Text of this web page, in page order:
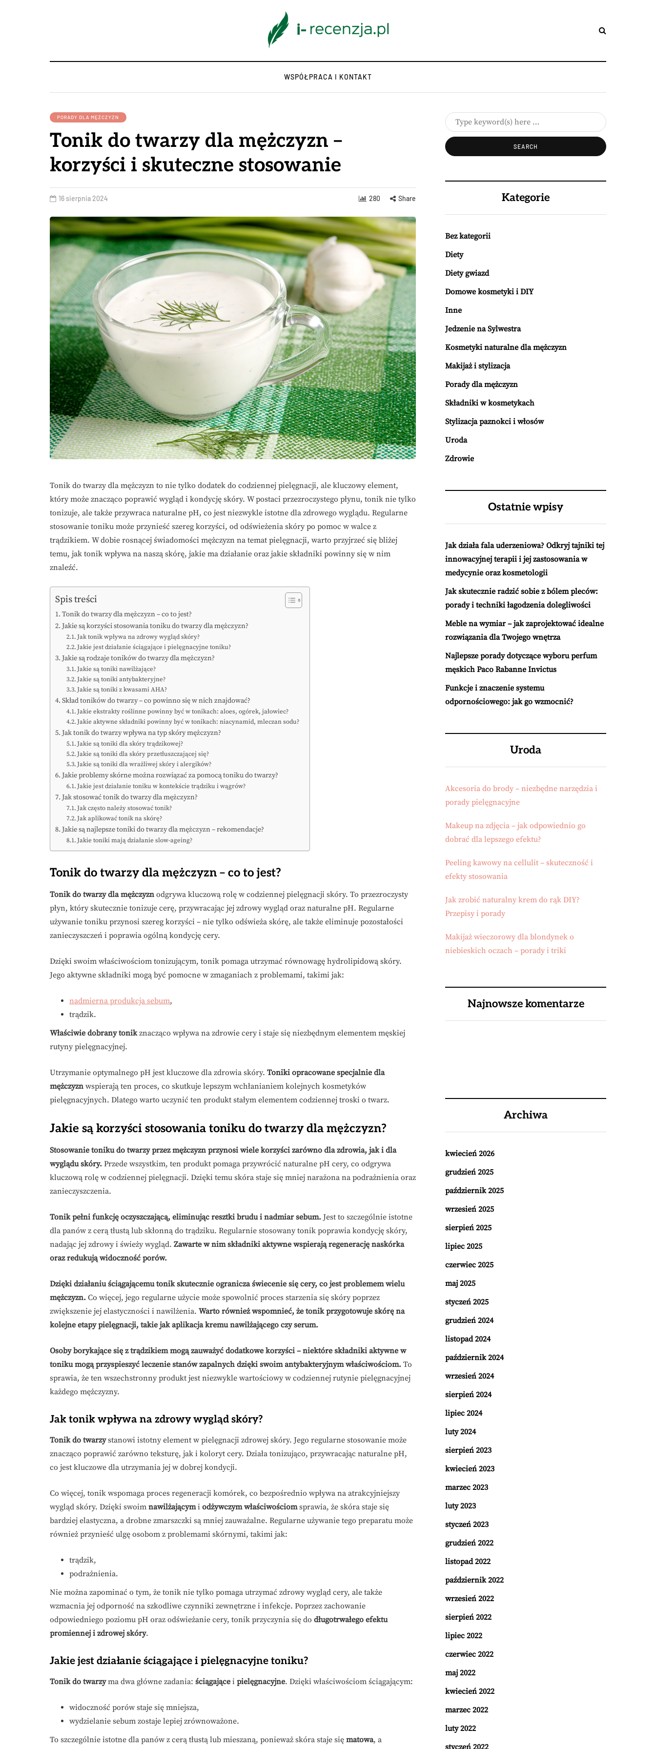
WSPÓŁPRACA I KONTAKT
PORADY DLA MĘŻCZYZN
Tonik do twarzy dla mężczyzn –
korzyści i skuteczne stosowanie
16 sierpnia 2024 280 Share
Tonik do twarzy dla mężczyzn to nie tylko dodatek do codziennej pielęgnacji, ale kluczowy element,
który może znacząco poprawić wygląd i kondycję skóry. W postaci przezroczystego płynu, tonik nie tylko
tonizuje, ale także przywraca naturalne pH, co jest niezwykle istotne dla zdrowego wyglądu. Regularne
stosowanie toniku może przynieść szereg korzyści, od odświeżenia skóry po pomoc w walce z
trądzikiem. W dobie rosnącej świadomości mężczyzn na temat pielęgnacji, warto przyjrzeć się bliżej
temu, jak tonik wpływa na naszą skórę, jakie ma działanie oraz jakie składniki powinny się w nim
znaleźć.
Spis treści
Tonik do twarzy dla mężczyzn – co to jest?
Jakie są korzyści stosowania toniku do twarzy dla mężczyzn?
Jak tonik wpływa na zdrowy wygląd skóry?
Jakie jest działanie ściągające i pielęgnacyjne toniku?
Jakie są rodzaje toników do twarzy dla mężczyzn?
Jakie są toniki nawilżające?
Jakie są toniki antybakteryjne?
Jakie są toniki z kwasami AHA?
Skład toników do twarzy – co powinno się w nich znajdować?
Jakie ekstrakty roślinne powinny być w tonikach: aloes, ogórek, jałowiec?
Jakie aktywne składniki powinny być w tonikach: niacynamid, mleczan sodu?
Jak tonik do twarzy wpływa na typ skóry mężczyzn?
Jakie są toniki dla skóry trądzikowej?
Jakie są toniki dla skóry przetłuszczającej się?
Jakie są toniki dla wrażliwej skóry i alergików?
Jakie problemy skórne można rozwiązać za pomocą toniku do twarzy?
Jakie jest działanie toniku w kontekście trądziku i wągrów?
Jak stosować tonik do twarzy dla mężczyzn?
Jak często należy stosować tonik?
Jak aplikować tonik na skórę?
Jakie są najlepsze toniki do twarzy dla mężczyzn – rekomendacje?
Jakie toniki mają działanie slow-ageing?
Tonik do twarzy dla mężczyzn – co to jest?
Tonik do twarzy dla mężczyzn odgrywa kluczową rolę w codziennej pielęgnacji skóry. To przezroczysty
płyn, który skutecznie tonizuje cerę, przywracając jej zdrowy wygląd oraz naturalne pH. Regularne
używanie toniku przynosi szereg korzyści – nie tylko odświeża skórę, ale także eliminuje pozostałości
zanieczyszczeń i poprawia ogólną kondycję cery.
Dzięki swoim właściwościom tonizującym, tonik pomaga utrzymać równowagę hydrolipidową skóry.
Jego aktywne składniki mogą być pomocne w zmaganiach z problemami, takimi jak:
nadmierna produkcja sebum,
trądzik.
Właściwie dobrany tonikznacząco wpływa na zdrowie cery i staje się niezbędnym elementem męskiej
rutyny pielęgnacyjnej.
Utrzymanie optymalnego pH jest kluczowe dla zdrowia skóry. Toniki opracowane specjalnie dla
mężczyzn wspierają ten proces, co skutkuje lepszym wchłanianiem kolejnych kosmetyków
pielęgnacyjnych. Dlatego warto uczynić ten produkt stałym elementem codziennej troski o twarz.
Jakie są korzyści stosowania toniku do twarzy dla mężczyzn?
Stosowanie toniku do twarzy przez mężczyzn przynosi wiele korzyści zarówno dla zdrowia, jak i dla
wyglądu skóry. Przede wszystkim, ten produkt pomaga przywrócić naturalne pH cery, co odgrywa
kluczową rolę w codziennej pielęgnacji. Dzięki temu skóra staje się mniej narażona na podrażnienia oraz
zanieczyszczenia.
Tonik pełni funkcję oczyszczającą, eliminując resztki brudu i nadmiar sebum. Jest to szczególnie istotne
dla panów z cerą tłustą lub skłonną do trądziku. Regularnie stosowany tonik poprawia kondycję skóry,
nadając jej zdrowy i świeży wygląd. Zawarte w nim składniki aktywne wspierają regenerację naskórka
oraz redukują widoczność porów.
Dzięki działaniu ściągającemu tonik skutecznie ogranicza świecenie się cery, co jest problemem wielu
mężczyzn. Co więcej, jego regularne użycie może spowolnić proces starzenia się skóry poprzez
zwiększenie jej elastyczności i nawilżenia. Warto również wspomnieć, że tonik przygotowuje skórę na
kolejne etapy pielęgnacji, takie jak aplikacja kremu nawilżającego czy serum.
Osoby borykające się z trądzikiem mogą zauważyć dodatkowe korzyści – niektóre składniki aktywne w
toniku mogą przyspieszyć leczenie stanów zapalnych dzięki swoim antybakteryjnym właściwościom. To
sprawia, że ten wszechstronny produkt jest niezwykle wartościowy w codziennej rutynie pielęgnacyjnej
każdego mężczyzny.
Jak tonik wpływa na zdrowy wygląd skóry?
Tonik do twarzystanowi istotny element w pielęgnacji zdrowej skóry. Jego regularne stosowanie może
znacząco poprawić zarówno teksturę, jak i koloryt cery. Działa tonizująco, przywracając naturalne pH,
co jest kluczowe dla utrzymania jej w dobrej kondycji.
Co więcej, tonik wspomaga proces regeneracji komórek, co bezpośrednio wpływa na atrakcyjniejszy
wygląd skóry. Dzięki swoim nawilżającymi odżywczym właściwościomsprawia, że skóra staje się
bardziej elastyczna, a drobne zmarszczki są mniej zauważalne. Regularne używanie tego preparatu może
również przynieść ulgę osobom z problemami skórnymi, takimi jak:
trądzik,
podrażnienia.
Nie można zapominać o tym, że tonik nie tylko pomaga utrzymać zdrowy wygląd cery, ale także
wzmacnia jej odporność na szkodliwe czynniki zewnętrzne i infekcje. Poprzez zachowanie
odpowiedniego poziomu pH oraz odświeżanie cery, tonik przyczynia się do długotrwałego efektu
promiennej i zdrowej skóry.
Jakie jest działanie ściągające i pielęgnacyjne toniku?
Tonik do twarzyma dwa główne zadania: ściągające i pielęgnacyjne. Dzięki właściwościom ściągającym:
widoczność porów staje się mniejsza,
wydzielanie sebum zostaje lepiej zrównoważone.
To szczególnie istotne dla panów z cerą tłustą lub mieszaną, ponieważ skóra staje się matowa, a
Kategorie
Bez kategorii
Diety
Diety gwiazd
Domowe kosmetyki i DIY
Inne
Jedzenie na Sylwestra
Kosmetyki naturalne dla mężczyzn
Makijaż i stylizacja
Porady dla mężczyzn
Składniki w kosmetykach
Stylizacja paznokci i włosów
Uroda
Zdrowie
Ostatnie wpisy
Jak działa fala uderzeniowa? Odkryj tajniki tej
innowacyjnej terapii i jej zastosowania w
medycynie oraz kosmetologii
Jak skutecznie radzić sobie z bólem pleców:
porady i techniki łagodzenia dolegliwości
Meble na wymiar – jak zaprojektować idealne
rozwiązania dla Twojego wnętrza
Najlepsze porady dotyczące wyboru perfum
męskich Paco Rabanne Invictus
Funkcje i znaczenie systemu
odpornościowego: jak go wzmocnić?
Uroda
Akcesoria do brody – niezbędne narzędzia i
porady pielęgnacyjne
Makeup na zdjęcia – jak odpowiednio go
dobrać dla lepszego efektu?
Peeling kawowy na cellulit – skuteczność i
efekty stosowania
Jak zrobić naturalny krem do rąk DIY?
Przepisy i porady
Makijaż wieczorowy dla blondynek o
niebieskich oczach – porady i triki
Najnowsze komentarze
Archiwa
kwiecień 2026
grudzień 2025
październik 2025
wrzesień 2025
sierpień 2025
lipiec 2025
czerwiec 2025
maj 2025
styczeń 2025
grudzień 2024
listopad 2024
październik 2024
wrzesień 2024
sierpień 2024
lipiec 2024
luty 2024
sierpień 2023
kwiecień 2023
marzec 2023
luty 2023
styczeń 2023
grudzień 2022
listopad 2022
październik 2022
wrzesień 2022
sierpień 2022
lipiec 2022
czerwiec 2022
maj 2022
kwiecień 2022
marzec 2022
luty 2022
styczeń 2022